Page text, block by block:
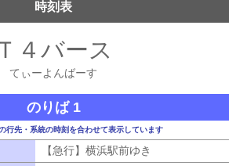
時刻表
Ｔ４バース
てぃーよんばーす
のりば 1
行先・系統の時刻を合わせて表示しています
【急行】横浜駅前ゆき